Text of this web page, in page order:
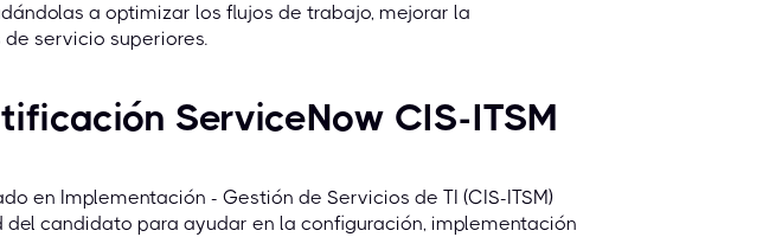
a optimizar los flujos de trabajo, mejorar la
servicio superiores.
ServiceNow CIS-ITSM
en Implementación - Gestión de Servicios de TI (CIS-ITSM)
candidato para ayudar en la configuración, implementación